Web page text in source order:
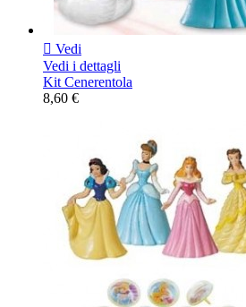
 Vedi
Vedi i dettagli
Kit Cenerentola
8,60 €